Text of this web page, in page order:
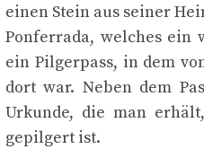
einen Stein aus seiner
Ponferrada, welches ein
ein Pilgerpass, in dem
dort war. Neben dem
Urkunde, die man
gepilgert ist.